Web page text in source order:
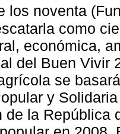
los noventa
como
económica,
del Buen Vivir
se
y
de la República